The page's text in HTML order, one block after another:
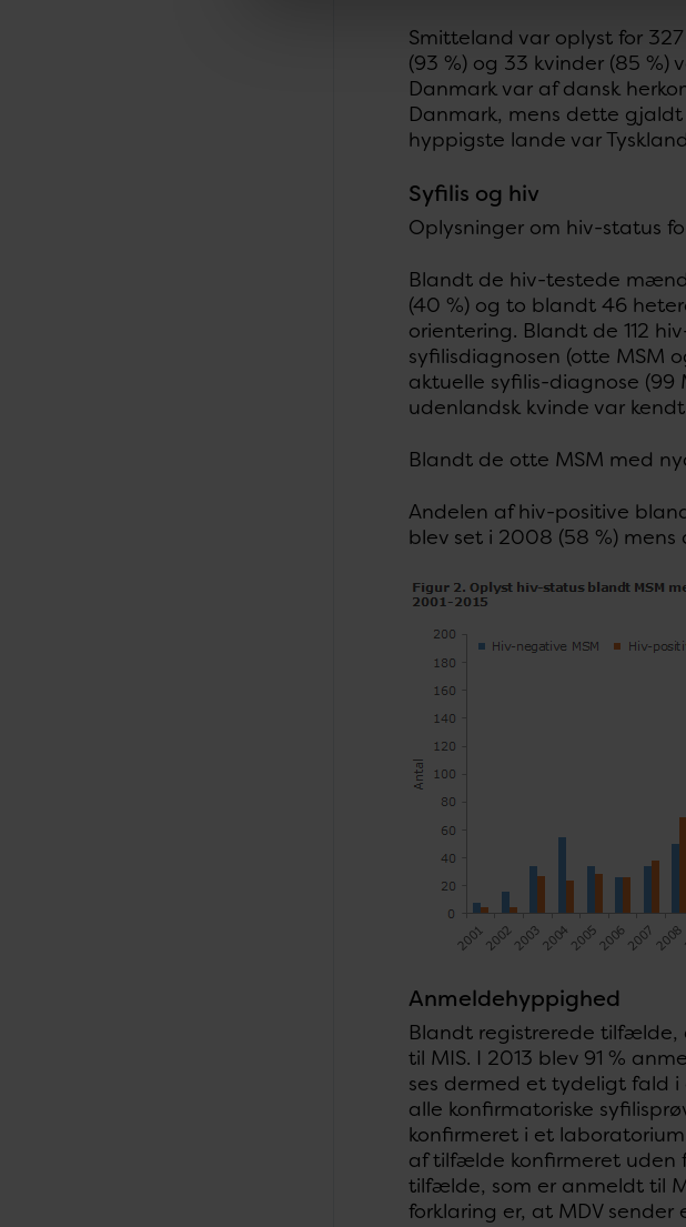
Smitteland var oplyst for
(93 %) og 33 kvinder (85
Danmark var af dansk
Danmark, mens dette gjaldt
hyppigste lande var
Syfilis og hiv
Oplysninger om hiv-status
Blandt de hiv-testede mænd
(40 %) og to blandt 46
orientering. Blandt de 112
syfilisdiagnosen (otte MSM
aktuelle syfilis-diagnose (99
udenlandsk kvinde var
Blandt de otte MSM med
Andelen af hiv-positive
blev set i 2008 (58 %)
Anmeldehyppighed
Blandt registrerede tilfælde,
til MIS. I 2013 blev 91 %
ses dermed et tydeligt fald
alle konfirmatoriske
konfirmeret i et
af tilfælde konfirmeret uden
tilfælde, som er anmeldt til
forklaring er, at MDV